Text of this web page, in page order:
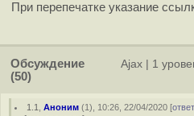
При перепечатке указание
Обсуждение
(50)
Ajax 1
1.1 ,Аноним (1), 10:26, 22/04/2020 [